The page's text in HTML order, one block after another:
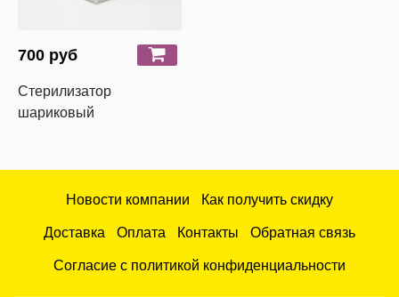
700 руб
Стерилизатор
шариковый
Новости компании Как получить скидку
Доставка Оплата Контакты Обратная связь
Согласие с политикой конфиденциальности